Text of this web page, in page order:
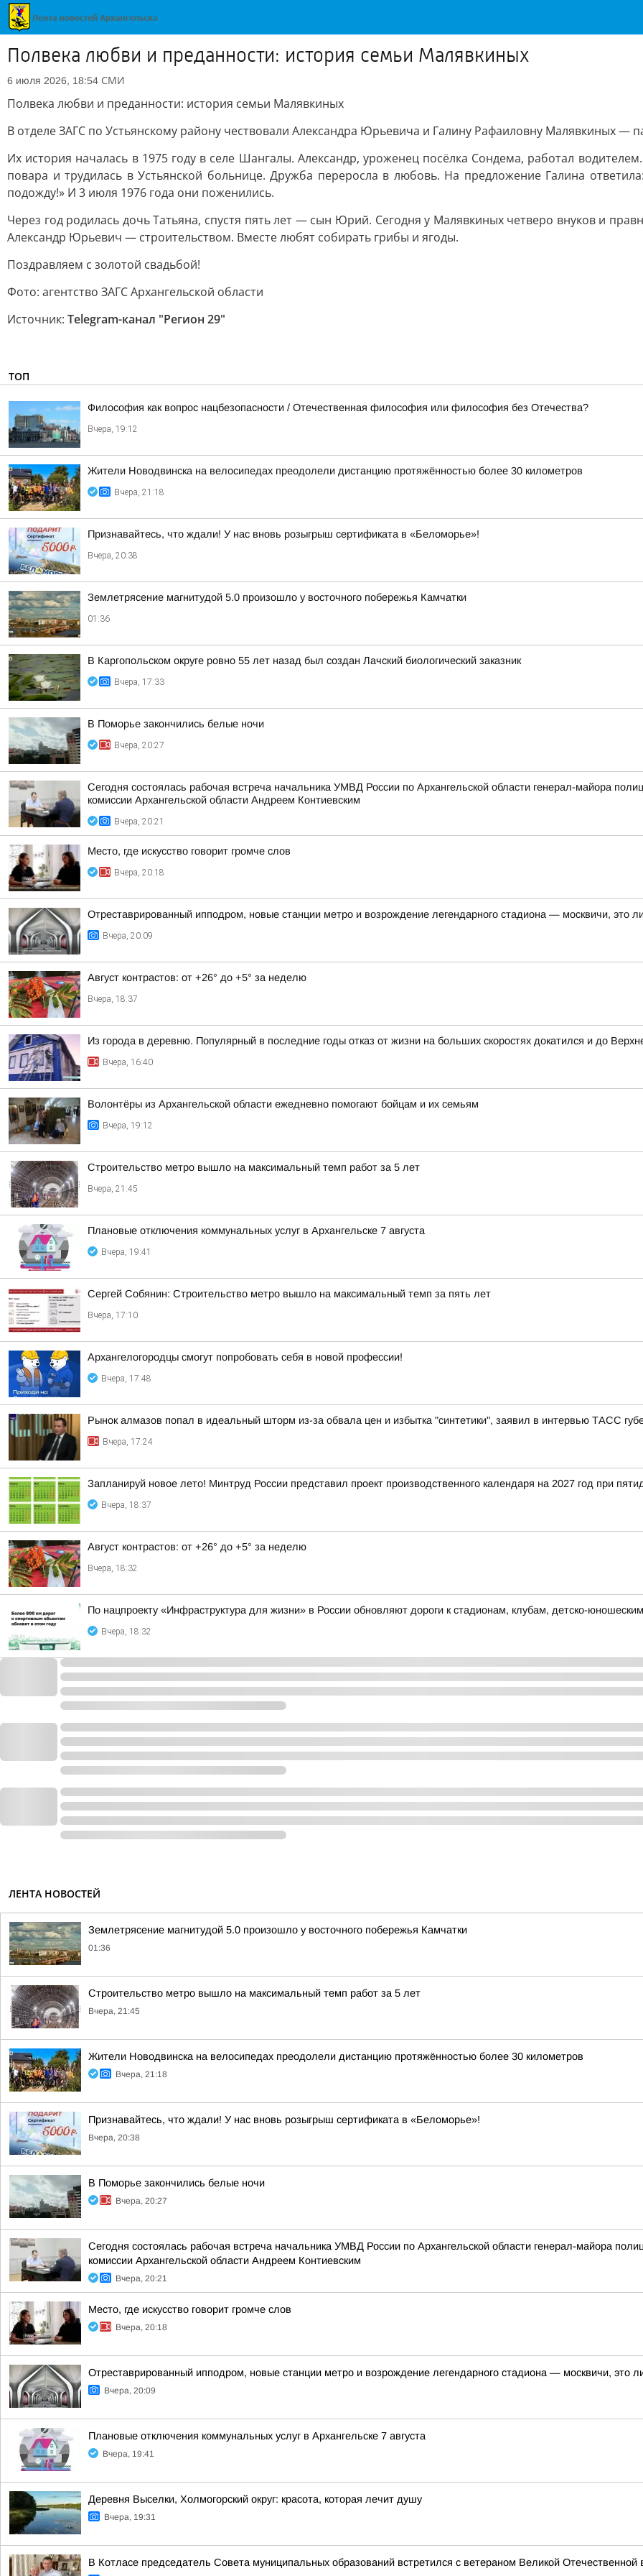
Полвека любви и преданности: история семьи Малявкиных
6 июля 2026, 18:54 СМИ
Полвека любви и преданности: история семьи Малявкиных
В отделе ЗАГС по Устьянскому району чествовали Александра Юрьевича и Галину Рафаиловну Малявкиных —
Их история началась в 1975 году в селе Шангалы. Александр, уроженец посёлка Сондема, работал
повара и трудилась в Устьянской больнице. Дружба переросла в любовь. На предложение Галина
подожду!» И 3 июля 1976 года они поженились.
Через год родилась дочь Татьяна, спустя пять лет — сын Юрий. Сегодня у Малявкиных четверо внуков и
Александр Юрьевич — строительством. Вместе любят собирать грибы и ягоды.
Поздравляем с золотой свадьбой!
Фото: агентство ЗАГС Архангельской области
Источник: Telegram-канал "Регион 29"
ТОП
Философия как вопрос нацбезопасности / Отечественная философия или философия без Отечества?
Вчера, 19:12
Жители Новодвинска на велосипедах преодолели дистанцию протяжённостью более 30 километров
Вчера, 21:18
Признавайтесь, что ждали! У нас вновь розыгрыш сертификата в «Беломорье»!
Вчера, 20:38
Землетрясение магнитудой 5.0 произошло у восточного побережья Камчатки
01:36
В Каргопольском округе ровно 55 лет назад был создан Лачский биологический заказник
Вчера, 17:33
В Поморье закончились белые ночи
Вчера, 20:27
Сегодня состоялась рабочая встреча начальника УМВД России по Архангельской области генерал-майора
комиссии Архангельской области Андреем Контиевским
Вчера, 20:21
Место, где искусство говорит громче слов
Вчера, 20:18
Отреставрированный ипподром, новые станции метро и возрождение легендарного стадиона — москвичи, это
Вчера, 20:09
Август контрастов: от +26° до +5° за неделю
Вчера, 18:37
Из города в деревню. Популярный в последние годы отказ от жизни на больших скоростях докатился и до
Вчера, 16:40
Волонтёры из Архангельской области ежедневно помогают бойцам и их семьям
Вчера, 19:12
Строительство метро вышло на максимальный темп работ за 5 лет
Вчера, 21:45
Плановые отключения коммунальных услуг в Архангельске 7 августа
Вчера, 19:41
Сергей Собянин: Строительство метро вышло на максимальный темп за пять лет
Вчера, 17:10
Архангелогородцы смогут попробовать себя в новой профессии!
Вчера, 17:48
Рынок алмазов попал в идеальный шторм из-за обвала цен и избытка "синтетики", заявил в интервью ТАСС
Вчера, 17:24
Запланируй новое лето! Минтруд России представил проект производственного календаря на 2027 год при
Вчера, 18:37
Август контрастов: от +26° до +5° за неделю
Вчера, 18:32
По нацпроекту «Инфраструктура для жизни» в России обновляют дороги к стадионам, клубам, детско-
Вчера, 18:32
ЛЕНТА НОВОСТЕЙ
Землетрясение магнитудой 5.0 произошло у восточного побережья Камчатки
01:36
Строительство метро вышло на максимальный темп работ за 5 лет
Вчера, 21:45
Жители Новодвинска на велосипедах преодолели дистанцию протяжённостью более 30 километров
Вчера, 21:18
Признавайтесь, что ждали! У нас вновь розыгрыш сертификата в «Беломорье»!
Вчера, 20:38
В Поморье закончились белые ночи
Вчера, 20:27
Сегодня состоялась рабочая встреча начальника УМВД России по Архангельской области генерал-майора
комиссии Архангельской области Андреем Контиевским
Вчера, 20:21
Место, где искусство говорит громче слов
Вчера, 20:18
Отреставрированный ипподром, новые станции метро и возрождение легендарного стадиона — москвичи, это
Вчера, 20:09
Плановые отключения коммунальных услуг в Архангельске 7 августа
Вчера, 19:41
Деревня Выселки, Холмогорский округ: красота, которая лечит душу
Вчера, 19:31
В Котласе председатель Совета муниципальных образований встретился с ветераном Великой Отечественной